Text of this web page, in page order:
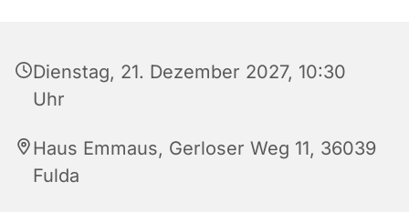
Dienstag, 21. Dezember 2027, 10:30
Uhr
Haus Emmaus, Gerloser Weg 11, 36039
Fulda